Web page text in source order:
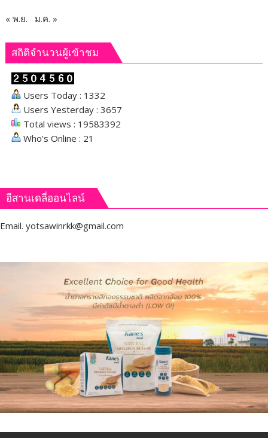
« พ.ย. ม.ค. »
สถิติจำนวนผู้เข้าชม
Users Today : 1332
Users Yesterday : 3657
Total views : 19583392
Who's Online : 21
อีสานเดลี่ออนไลน์
Email. yotsawinrkk@gmail.com